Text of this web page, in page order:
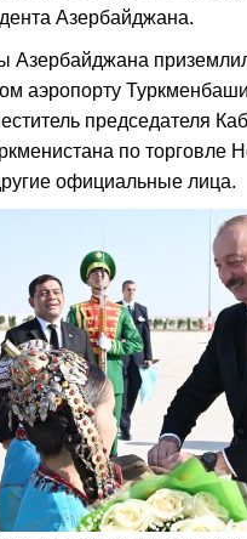
Азербайджана.
Азербайджана
аэропорту
председателя
по торговле
официальные лица.